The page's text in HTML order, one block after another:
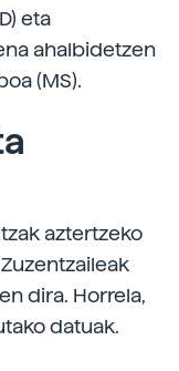
eta
ahalbidetzen
(MS).
aztertzeko
dira. Horrela,
datuak.